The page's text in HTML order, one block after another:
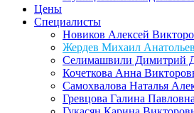
Цены
Специалисты
Новиков Алексей
Жердев Михаил
Селимашвили Димитрий
Кочеткова Анна
Самохвалова Наталья
Гревцова Галина Павловна